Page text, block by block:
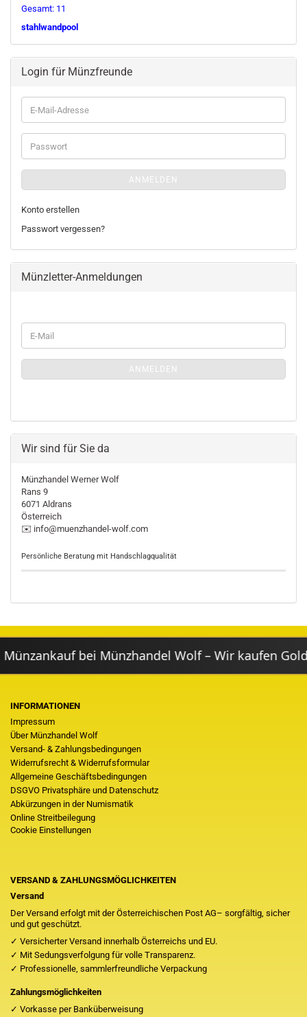
Gesamt: 11
stahlwandpool
Login für Münzfreunde
E-
Mail-
Adresse
Passwort
ANMELDEN
Konto erstellen
Passwort vergessen?
Münzletter-Anmeldungen
WEITER
ZUR
E-
Mail
ANMELDEN
Wir sind für Sie da
Münzhandel Werner Wolf
Rans 9
6071 Aldrans
Österreich
✉️ info@muenzhandel-wolf.com
Persönliche Beratung mit Handschlagqualität
bei Münzhandel Wolf – Wir kaufen
INFORMATIONEN
Impressum
Über Münzhandel Wolf
Versand- & Zahlungsbedingungen
Widerrufsrecht & Widerrufsformular
Allgemeine Geschäftsbedingungen
DSGVO Privatsphäre und Datenschutz
Abkürzungen in der Numismatik
Online Streitbeilegung
Cookie Einstellungen
VERSAND & ZAHLUNGSMÖGLICHKEITEN
Versand
Der Versand erfolgt mit der Österreichischen Post AG– sorgfältig, sicher
und gut geschützt.
✓ Versicherter Versand innerhalb Österreichs und EU.
✓ Mit Sedungsverfolgung für volle Transparenz.
✓ Professionelle, sammlerfreundliche Verpackung
Zahlungsmöglichkeiten
✓ Vorkasse per Banküberweisung